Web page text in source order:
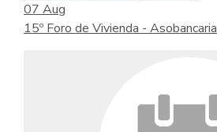
07 Aug
15º Foro de Vivienda - Asobancaria